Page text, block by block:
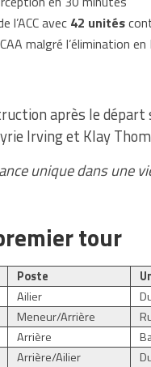
l’ACC avec 42 unités
malgré l’élimination
après le départ
Irving et Klay
unique dans une
tour
Poste
Ailier
Meneur/Arrière
Arrière
Arrière/Ailier